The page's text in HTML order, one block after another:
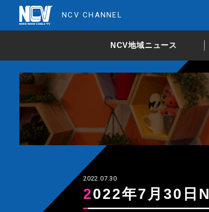
NCV CHANNEL
NCV地域ニュース
2022.07.30
2022年7月30日